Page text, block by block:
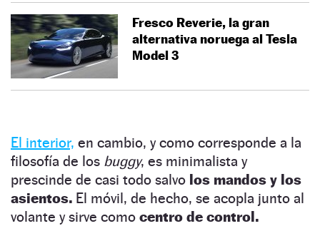
Fresco Reverie, la gran
alternativa noruega al Tesla
Model 3
El interior, en cambio, y como corresponde a la
filosofía de los buggy, es minimalista y
prescinde de casi todo salvo los mandos y los
asientos. El móvil, de hecho, se acopla junto al
volante y sirve como centro de control.